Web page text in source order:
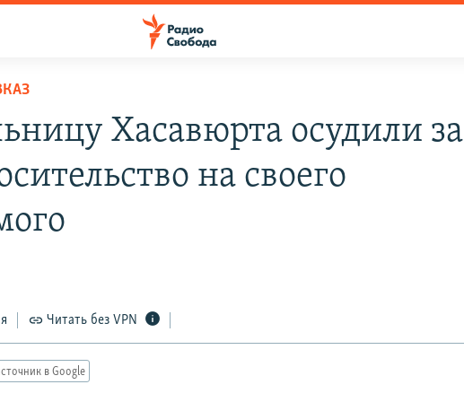
Хасавюрта осудили за
на своего
Читать без VPN
в Google